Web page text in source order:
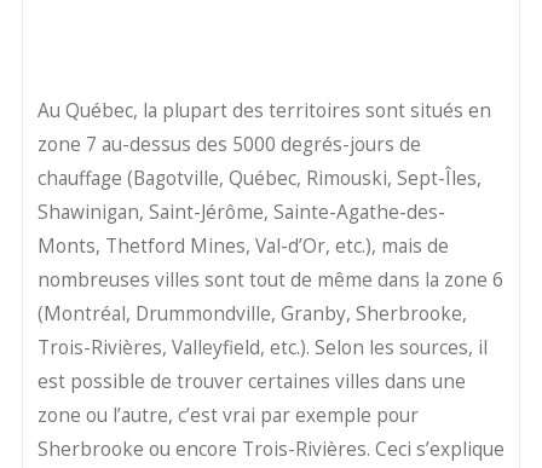
Au Québec, la plupart des territoires sont situés en
zone 7 au-dessus des 5000 degrés-jours de
chauffage (Bagotville, Québec, Rimouski, Sept-Îles,
Shawinigan, Saint-Jérôme, Sainte-Agathe-des-
Monts, Thetford Mines, Val-d’Or, etc.), mais de
nombreuses villes sont tout de même dans la zone 6
(Montréal, Drummondville, Granby, Sherbrooke,
Trois-Rivières, Valleyfield, etc.). Selon les sources, il
est possible de trouver certaines villes dans une
zone ou l’autre, c’est vrai par exemple pour
Sherbrooke ou encore Trois-Rivières. Ceci s’explique